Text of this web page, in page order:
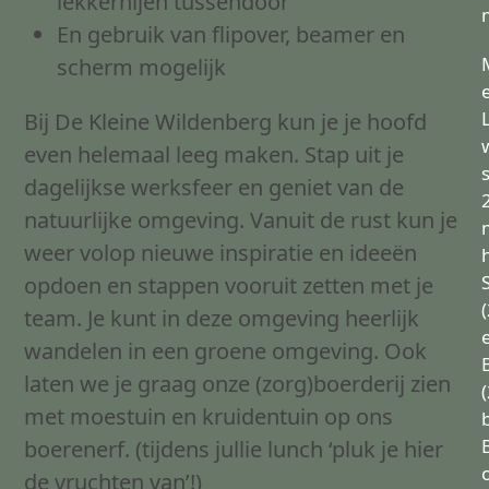
En gebruik van flipover, beamer en
scherm mogelijk
Bij De Kleine Wildenberg kun je je hoofd
even helemaal leeg maken. Stap uit je
dagelijkse werksfeer en geniet van de
natuurlijke omgeving. Vanuit de rust kun je
weer volop nieuwe inspiratie en ideeën
opdoen en stappen vooruit zetten met je
team. Je kunt in deze omgeving heerlijk
wandelen in een groene omgeving. Ook
laten we je graag onze (zorg)boerderij zien
met moestuin en kruidentuin op ons
boerenerf. (tijdens jullie lunch ‘pluk je hier
de vruchten van’!)